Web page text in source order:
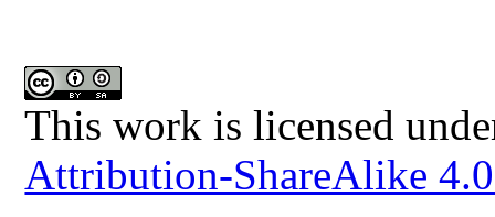
This work is licensed
Attribution-ShareAlike